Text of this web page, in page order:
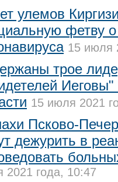
улемов
фетву
15 июля
трое
Иеговы"
15 июля 2021
Псково-
дежурить в
2021 года, 10:47